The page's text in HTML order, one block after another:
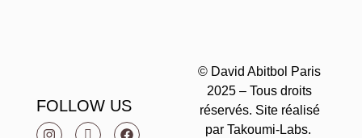
FOLLOW US
© David Abitbol Paris
2025 – Tous droits
réservés. Site réalisé
par Takoumi-Labs.